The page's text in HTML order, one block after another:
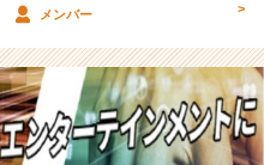
メンバー >